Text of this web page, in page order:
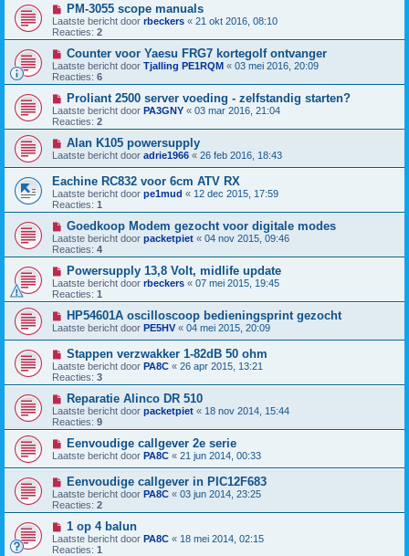
PM-3055 scope manuals
Laatste bericht door rbeckers « 21 okt 2016, 08:10
Reacties: 2
Counter voor Yaesu FRG7 kortegolf ontvanger
Laatste bericht door Tjalling PE1RQM « 03 mei 2016, 20:09
Reacties: 6
Proliant 2500 server voeding - zelfstandig starten?
Laatste bericht door PA3GNY « 03 mar 2016, 21:04
Reacties: 2
Alan K105 powersupply
Laatste bericht door adrie1966 « 26 feb 2016, 18:43
Eachine RC832 voor 6cm ATV RX
Laatste bericht door pe1mud « 12 dec 2015, 17:59
Reacties: 1
Goedkoop Modem gezocht voor digitale modes
Laatste bericht door packetpiet « 04 nov 2015, 09:46
Reacties: 4
Powersupply 13,8 Volt, midlife update
Laatste bericht door rbeckers « 07 mei 2015, 19:45
Reacties: 1
HP54601A oscilloscoop bedieningsprint gezocht
Laatste bericht door PE5HV « 04 mei 2015, 20:09
Stappen verzwakker 1-82dB 50 ohm
Laatste bericht door PA8C « 26 apr 2015, 13:21
Reacties: 3
Reparatie Alinco DR 510
Laatste bericht door packetpiet « 18 nov 2014, 15:44
Reacties: 9
Eenvoudige callgever 2e serie
Laatste bericht door PA8C « 21 jun 2014, 00:33
Eenvoudige callgever in PIC12F683
Laatste bericht door PA8C « 03 jun 2014, 23:25
Reacties: 2
1 op 4 balun
Laatste bericht door PA8C « 18 mei 2014, 02:15
Reacties: 1